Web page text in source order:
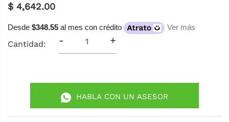
$ 4,642.00
Desde $348.55 al mes con crédito Ver más
Cantidad: - +
HABLA CON UN ASESOR